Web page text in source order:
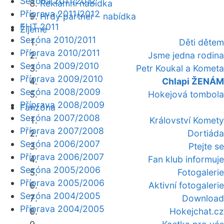
Reklamní nabídka
Hrdý partner - nabídka
Žijeme
Děti dětem
Jsme jedna rodina
Petr Koukal a Kometa
Chlapi ŽENÁM
Hokejová tombola
Fanzóna
Království Komety
Dortiáda
Ptejte se
Fan klub informuje
Fotogalerie
Aktivní fotogalerie
Download
Hokejchat.cz
Příprava 2011/2012
EHT 2011
Sezóna 2010/2011
Příprava 2010/2011
Sezóna 2009/2010
Příprava 2009/2010
Sezóna 2008/2009
Příprava 2008/2009
Sezóna 2007/2008
Příprava 2007/2008
Sezóna 2006/2007
Příprava 2006/2007
Sezóna 2005/2006
Příprava 2005/2006
Sezóna 2004/2005
Příprava 2004/2005